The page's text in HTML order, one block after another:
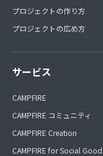
プロジェクトの作り方
プロジェクトの広め方
サービス
CAMPFIRE
CAMPFIRE コミュニティ
CAMPFIRE Creation
CAMPFIRE for Social Good